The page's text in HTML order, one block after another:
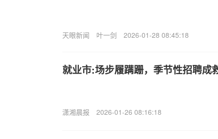
天眼新闻 叶一剑 2026-01-28 08:45:18
就业市:场步履蹒跚，季节性招聘成
潇湘晨报 2026-01-26 08:16:18